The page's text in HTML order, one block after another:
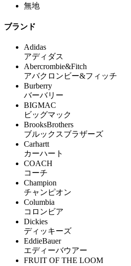
無地
ブランド
Adidas
アディダス
Abercrombie&Fitch
アバクロンビー&フィッチ
Burberry
バーバリー
BIGMAC
ビッグマック
BrooksBrothers
ブルックスブラザーズ
Carhartt
カーハート
COACH
コーチ
Champion
チャンピオン
Columbia
コロンビア
Dickies
ディッキーズ
EddieBauer
エディーバウアー
FRUIT OF THE LOOM